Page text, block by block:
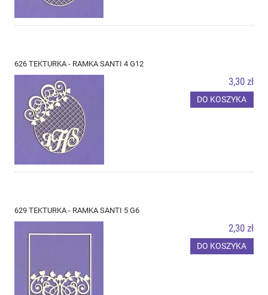
626 TEKTURKA - RAMKA SANTI 4 G12
3,30 zł
DO KOSZYKA
629 TEKTURKA - RAMKA SANTI 5 G6
2,30 zł
DO KOSZYKA